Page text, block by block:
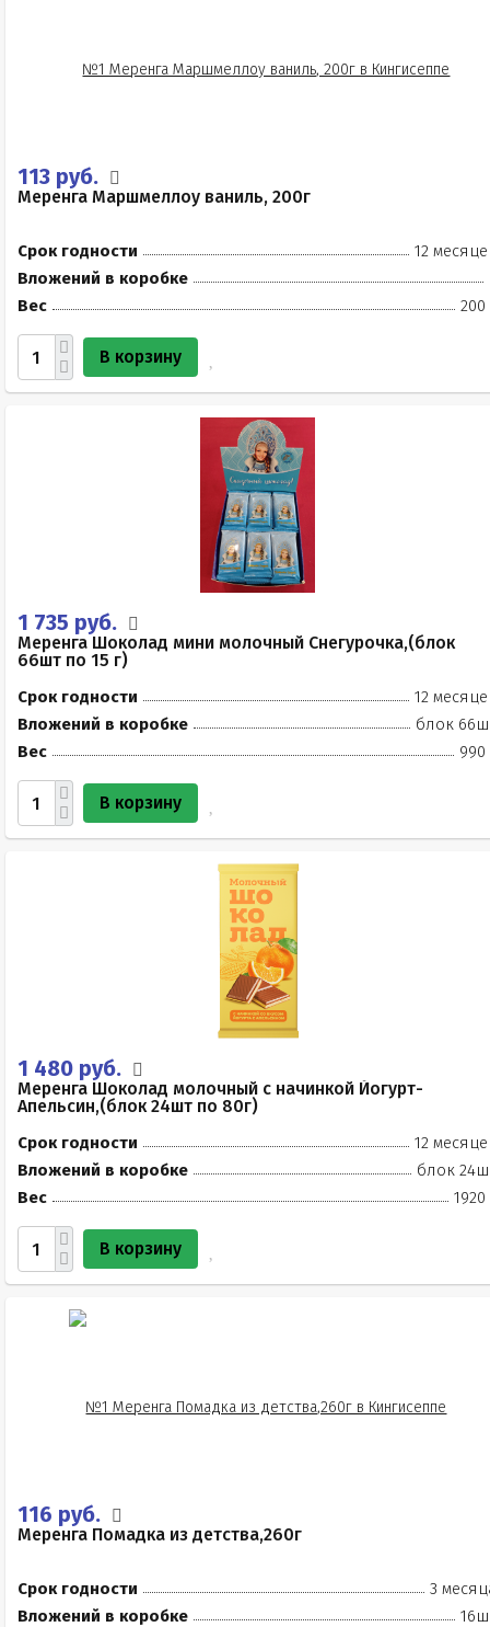
113 руб.
Меренга Маршмеллоу ваниль, 200г
Срок годности
12
Вложений в коробке
Вес
200
В корзину
1 735 руб.
Меренга Шоколад мини молочный Снегурочка,(блок
66шт по 15 г)
Срок годности
12
Вложений в коробке
блок
Вес
990
В корзину
1 480 руб.
Меренга Шоколад молочный с начинкой Йогурт-
Апельсин,(блок 24шт по 80г)
Срок годности
12
Вложений в коробке
блок
Вес
1920
В корзину
116 руб.
Меренга Помадка из детства,260г
Срок годности
3
Вложений в коробке